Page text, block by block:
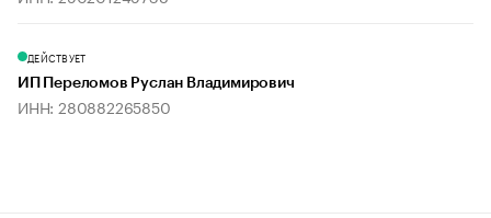
ДЕЙСТВУЕТ
ИП Переломов Руслан Владимирович
ИНН: 280882265850